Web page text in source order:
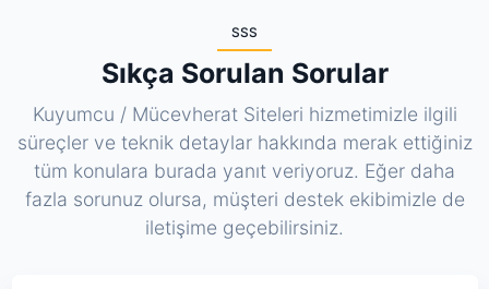
SSS
Sıkça Sorulan Sorular
Kuyumcu / Mücevherat Siteleri hizmetimizle ilgili
süreçler ve teknik detaylar hakkında merak ettiğiniz
tüm konulara burada yanıt veriyoruz. Eğer daha
fazla sorunuz olursa, müşteri destek ekibimizle de
iletişime geçebilirsiniz.